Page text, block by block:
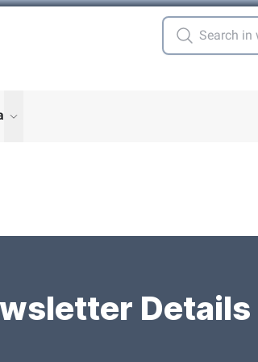
for "More"
show submenu for "More"
Details